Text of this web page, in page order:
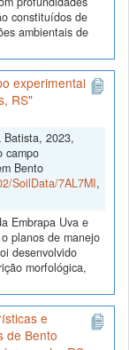
constituídos de
ambientais de
experimental
RS"
Batista, 2023,
campo
Bento
SoilData/7AL7MI,
Embrapa Uva e
planos de manejo
desenvolvido
morfológica,
e
de Bento